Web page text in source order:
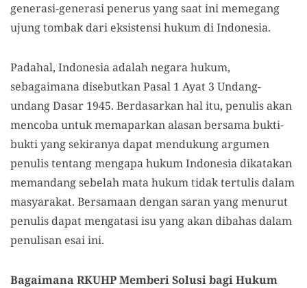
generasi-generasi penerus yang saat ini memegang
ujung tombak dari eksistensi hukum di Indonesia.
Padahal, Indonesia adalah negara hukum,
sebagaimana disebutkan Pasal 1 Ayat 3 Undang-
undang Dasar 1945. Berdasarkan hal itu, penulis akan
mencoba untuk memaparkan alasan bersama bukti-
bukti yang sekiranya dapat mendukung argumen
penulis tentang mengapa hukum Indonesia dikatakan
memandang sebelah mata hukum tidak tertulis dalam
masyarakat. Bersamaan dengan saran yang menurut
penulis dapat mengatasi isu yang akan dibahas dalam
penulisan esai ini.
Bagaimana RKUHP Memberi Solusi bagi Hukum